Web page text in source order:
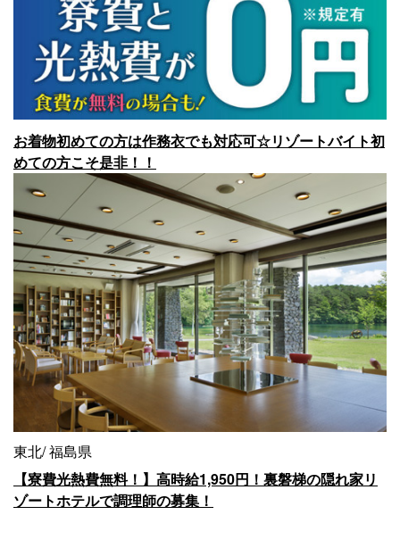
お着物初めての方は作務衣でも対応可☆リゾートバイト初
めての方こそ是非！！
東北 福島県
【寮費光熱費無料！】高時給1,950円！裏磐梯の隠れ家リ
ゾートホテルで調理師の募集！